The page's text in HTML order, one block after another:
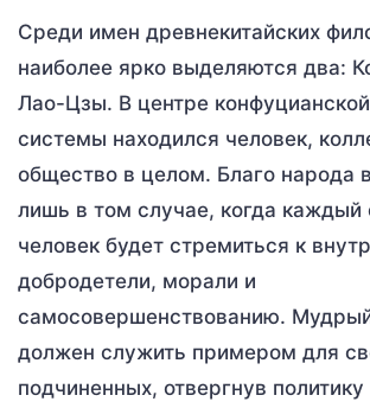
Среди имен древнекитайских
наиболее ярко выделяются два:
Лао-Цзы. В центре
системы находился человек,
общество в целом. Благо народа
лишь в том случае, когда каждый
человек будет стремиться к
добродетели, морали и
самосовершенствованию.
должен служить примером для
подчиненных, отвергнув